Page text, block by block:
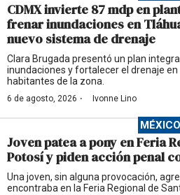
CDMX invierte 87 mdp en
frenar inundaciones en
nuevo sistema de drenaje
Clara Brugada presentó un plan
inundaciones y fortalecer el drenaje en
habitantes de la zona.
6 de agosto, 2026 · Ivonne Lino
MÉXICO
Joven patea a pony en Feria
Potosí y piden acción penal
Una joven, sin alguna provocación,
encontraba en la Feria Regional de